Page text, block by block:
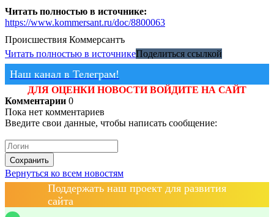
Читать полностью в источнике:
https://www.kommersant.ru/doc/8800063
Происшествия Коммерсантъ
Читать полностью в источникеПоделиться ссылкой
Наш канал в Телеграм!
ДЛЯ ОЦЕНКИ НОВОСТИ ВОЙДИТЕ НА САЙТ
Комментарии 0
Пока нет комментариев
Введите свои данные, чтобы написать сообщение:
Сохранить
Вернуться ко всем новостям
Поддержать наш проект для развития
сайта